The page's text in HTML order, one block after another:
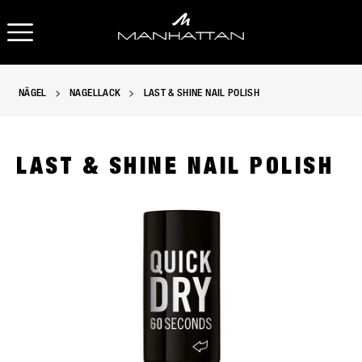
OPEN NAVIGATION
NÄGEL NAGELLACK LAST & SHINE NAIL POLISH
LAST & SHINE NAIL POLISH